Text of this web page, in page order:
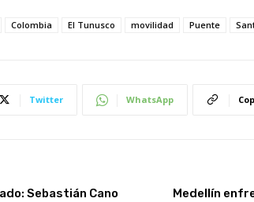
Colombia El Tunusco movilidad Puente
Twitter WhatsApp
Sebastián Cano
Medellín